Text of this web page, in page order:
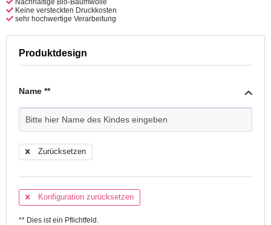
Nachhaltige Bio-Baumwolle
Keine versteckten Druckkosten
sehr hochwertige Verarbeitung
Produktdesign
Name **
Zurücksetzen
Konfiguration zurücksetzen
** Dies ist ein Pflichtfeld.